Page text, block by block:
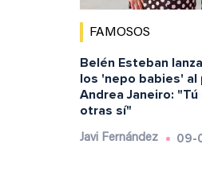
FAMOSOS
Belén Esteban
los 'nepo babies' al
Andrea Janeiro: "Tú
otras sí"
Javi Fernández 09-